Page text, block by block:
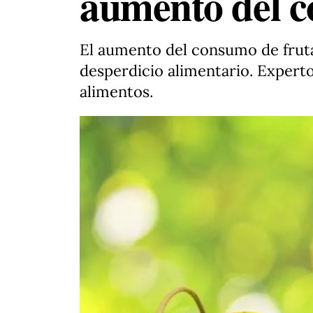
El aumento del consumo de
desperdicio alimentario.
alimentos.